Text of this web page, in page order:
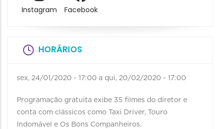
Instagram Facebook
HORÁRIOS
sex, 24/01/2020 - 17:00 a qui, 20/02/2020 - 17:00
Programação gratuita exibe 35 filmes do diretor e
conta com clássicos como Taxi Driver, Touro
Indomável e Os Bons Companheiros.